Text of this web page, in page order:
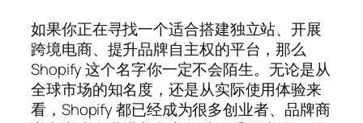
如果你正在寻找一个适合搭建独立站、开展
跨境电商、提升品牌自主权的平台，那么
Shopify 这个名字你一定不会陌生。无论是从
全球市场的知名度，还是从实际使用体验来
看，Shopify 都已经成为很多创业者、品牌商